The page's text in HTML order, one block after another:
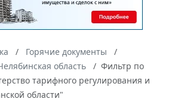
Горячие документы
область
Фильтр по
тарифного регулирования и
области"